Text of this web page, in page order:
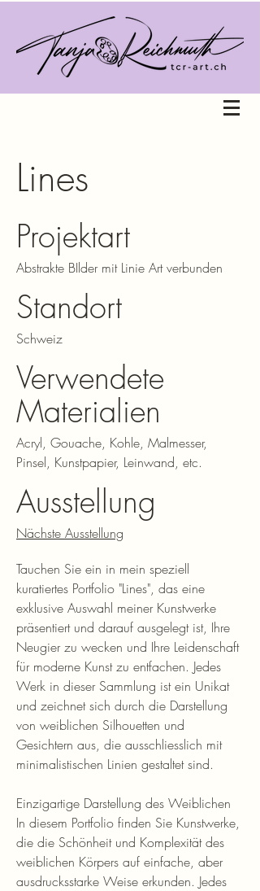
Lines
Projektart
Abstrakte BIlder mit Linie Art verbunden
Standort
Schweiz
Verwendete
Materialien
Acryl, Gouache, Kohle, Malmesser,
Pinsel, Kunstpapier, Leinwand, etc.
Ausstellung
Nächste Ausstellung
Tauchen Sie ein in mein speziell
kuratiertes Portfolio "Lines", das eine
exklusive Auswahl meiner Kunstwerke
präsentiert und darauf ausgelegt ist, Ihre
Neugier zu wecken und Ihre Leidenschaft
für moderne Kunst zu entfachen. Jedes
Werk in dieser Sammlung ist ein Unikat
und zeichnet sich durch die Darstellung
von weiblichen Silhouetten und
Gesichtern aus, die ausschliesslich mit
minimalistischen Linien gestaltet sind.
Einzigartige Darstellung des Weiblichen
In diesem Portfolio finden Sie Kunstwerke,
die die Schönheit und Komplexität des
weiblichen Körpers auf einfache, aber
ausdrucksstarke Weise erkunden. Jedes